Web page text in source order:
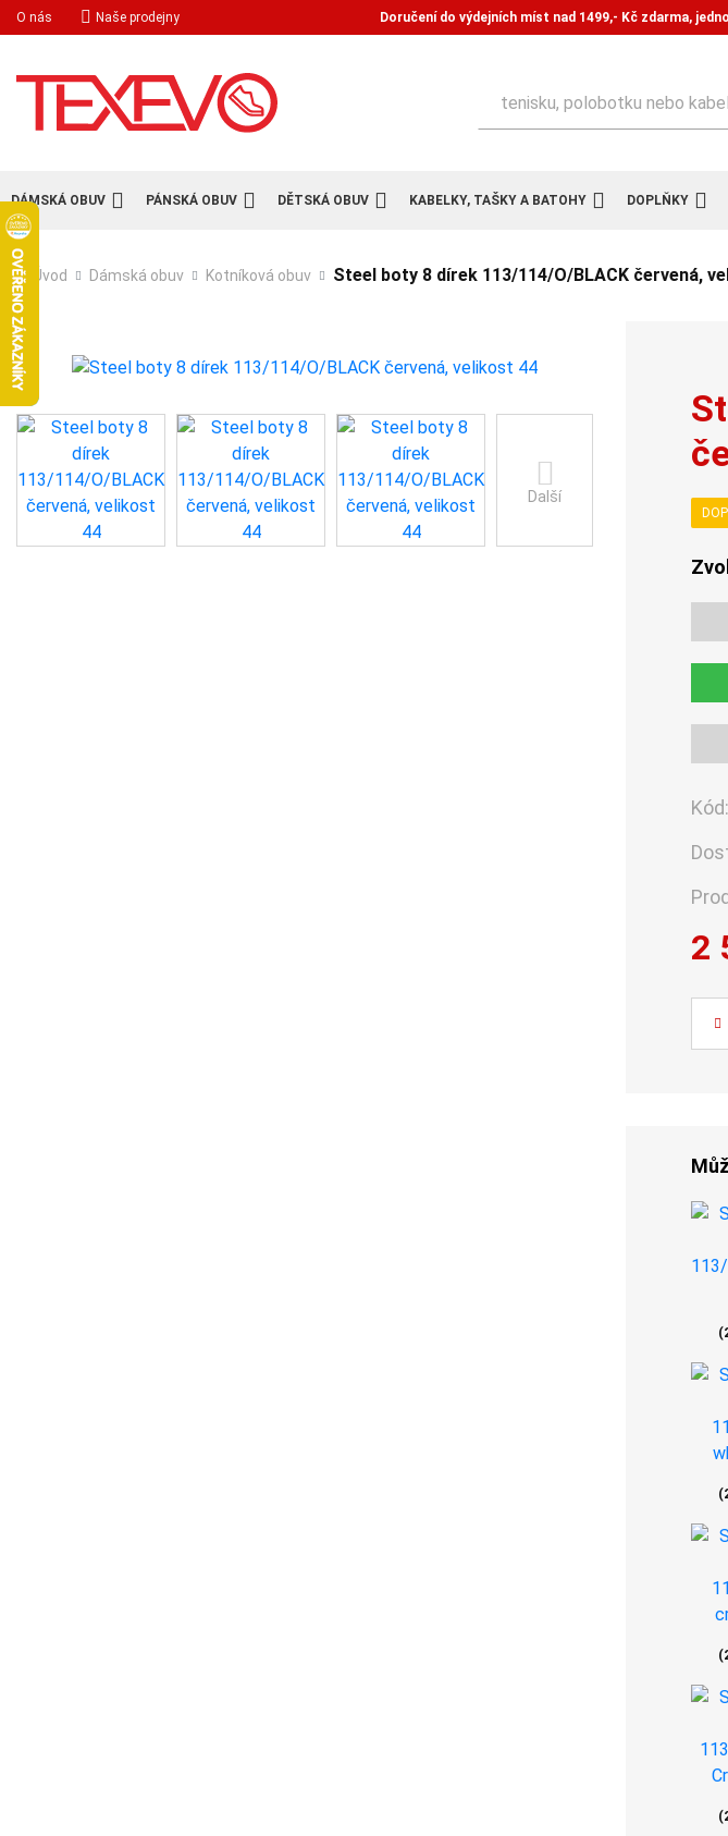
O nás Naše prodejny Doručení do výdejních míst nad 1499,- Kč zdarma,
DÁMSKÁ OBUV PÁNSKÁ OBUV DĚTSKÁ OBUV KABELKY, TAŠKY A BATOHY DOPLŇKY
Úvod Dámská obuv Kotníková obuv Steel boty 8 dírek 113/114/O/BLACK červená,
Další
Kód:
2